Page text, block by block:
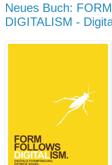
Neues Buch:
DIGITALISM -